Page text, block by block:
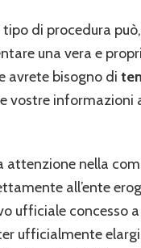
di procedura
una vera e
avrete bisogno di
vostre informazioni
attenzione nella
all’ente
ufficiale concesso
ufficialmente